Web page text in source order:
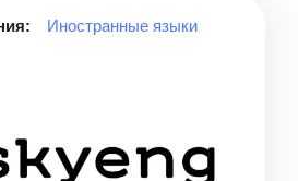
Иностранные языки